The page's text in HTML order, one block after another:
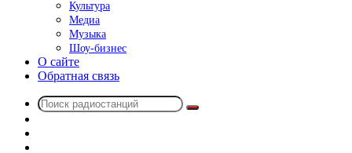
Культура
Медиа
Музыка
Шоу-бизнес
О сайте
Обратная связь
Поиск